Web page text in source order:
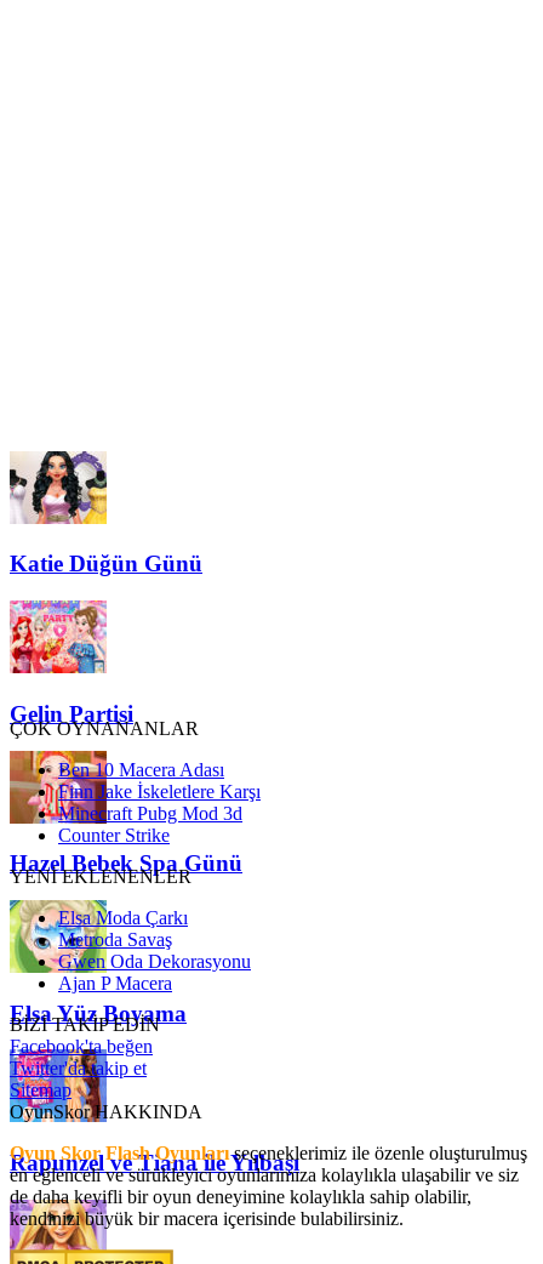
Katie Düğün Günü
Gelin Partisi
Hazel Bebek Spa Günü
Elsa Yüz Boyama
Rapunzel ve Tiana ile Yılbaşı
ÇOK OYNANANLAR
Ben 10 Macera Adası
Finn Jake İskeletlere Karşı
Minecraft Pubg Mod 3d
Counter Strike
YENİ EKLENENLER
Elsa Moda Çarkı
Metroda Savaş
Gwen Oda Dekorasyonu
Ajan P Macera
BİZİ TAKİP EDİN
Facebook'ta beğen
Twitter'da takip et
Sitemap
OyunSkor HAKKINDA
Oyun Skor Flash Oyunlarıseçeneklerimiz ile özenle oluşturulmuş
en eğlenceli ve sürükleyici oyunlarımıza kolaylıkla ulaşabilir ve siz
de daha keyifli bir oyun deneyimine kolaylıkla sahip olabilir,
kendinizi büyük bir macera içerisinde bulabilirsiniz.